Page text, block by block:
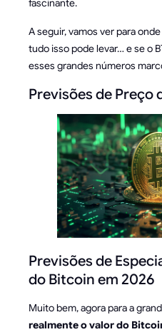
fascinante.
A seguir, vamos ver para
tudo isso pode levar… e se o
esses grandes números
Previsões de Preço
Previsões de
do Bitcoin em 2026
Muito bem, agora para a
realmente o valor do